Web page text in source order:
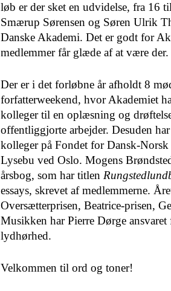
løb er der sket en udvi­delse, fra 16
Smærup Sørensen og Søren Ulrik
Danske Akademi. Det er godt for
medlemmer får glæde af at være der.
Der er i det forløbne år afholdt 8
forfatterweekend, hvor Akademiet
kolleger til en oplæsning og
offentliggjorte arbejder. Des­uden
kolleger på Fondet for Dansk-Norsk
Lysebu ved Oslo. Mogens
årsbog, som har titlen
essays, skrevet af medlemmerne.
Oversætterprisen, Beatrice-prisen,
Musikken har Pierre Dørge
lydhørhed.
Velkommen til ord og toner!